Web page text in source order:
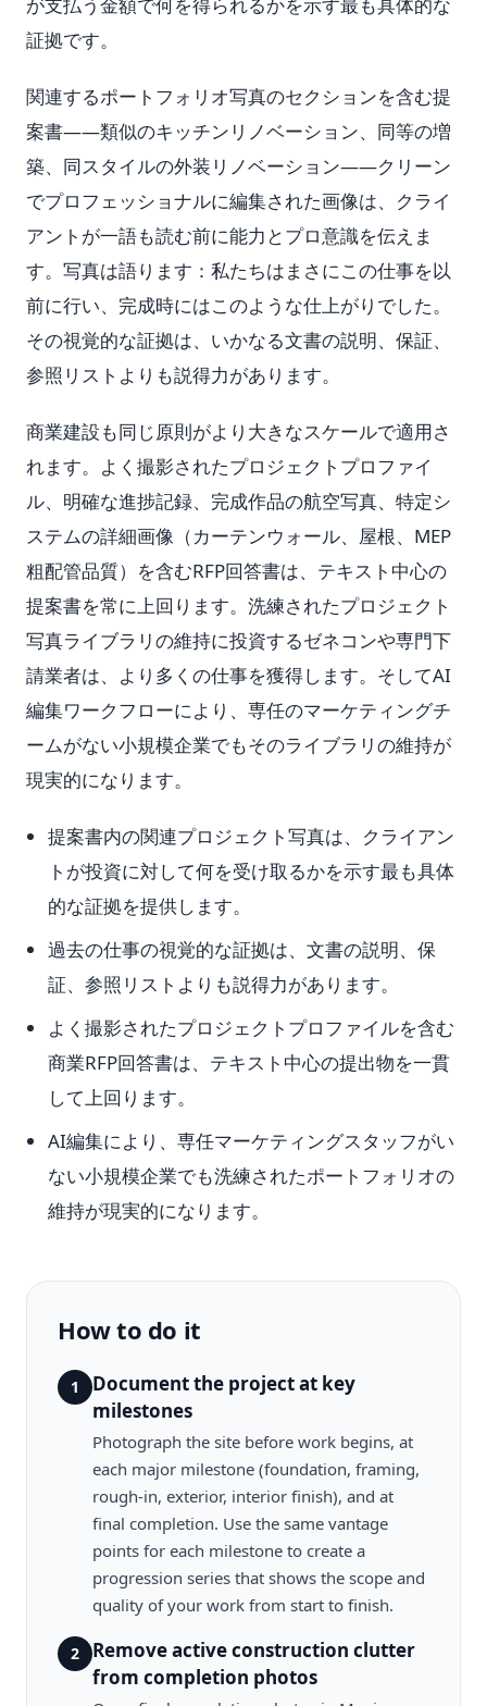
証拠です。
関連するポートフォリオ写真のセクションを含む提
案書——類似のキッチンリノベーション、同等の増
築、同スタイルの外装リノベーション——クリーン
でプロフェッショナルに編集された画像は、クライ
アントが一語も読む前に能力とプロ意識を伝えま
す。写真は語ります：私たちはまさにこの仕事を以
前に行い、完成時にはこのような仕上がりでした。
その視覚的な証拠は、いかなる文書の説明、保証、
参照リストよりも説得力があります。
商業建設も同じ原則がより大きなスケールで適用さ
れます。よく撮影されたプロジェクトプロファイ
ル、明確な進捗記録、完成作品の航空写真、特定シ
ステムの詳細画像（カーテンウォール、屋根、MEP
粗配管品質）を含むRFP回答書は、テキスト中心の
提案書を常に上回ります。洗練されたプロジェクト
写真ライブラリの維持に投資するゼネコンや専門下
請業者は、より多くの仕事を獲得します。そしてAI
編集ワークフローにより、専任のマーケティングチ
ームがない小規模企業でもそのライブラリの維持が
現実的になります。
提案書内の関連プロジェクト写真は、クライアン
トが投資に対して何を受け取るかを示す最も具体
的な証拠を提供します。
過去の仕事の視覚的な証拠は、文書の説明、保
証、参照リストよりも説得力があります。
よく撮影されたプロジェクトプロファイルを含む
商業RFP回答書は、テキスト中心の提出物を一貫
して上回ります。
AI編集により、専任マーケティングスタッフがい
ない小規模企業でも洗練されたポートフォリオの
維持が現実的になります。
How to do it
1
Document the project at key
milestones
Photograph the site before work begins, at
each major milestone (foundation, framing,
rough-in, exterior, interior finish), and at
final completion. Use the same vantage
points for each milestone to create a
progression series that shows the scope and
quality of your work from start to finish.
2
Remove active construction clutter
from completion photos